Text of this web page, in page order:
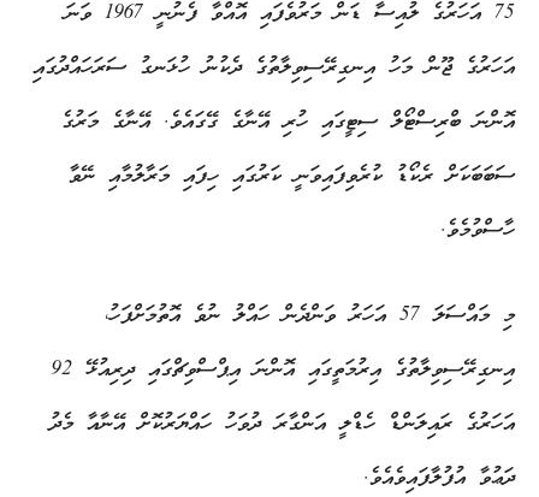
75 އަހަރުގެ ލުއިސާ ޑަން މަރުވެފައި އޮއްވާ ފެނުނީ 1967 ވަނަ
އަހަރުގެ ޖޫން މަހު އިނގިރޭސިވިލާތުގެ ދެކުނު ހުޅަނގު ސަރަހައްދުގައި
އޮންނަ ބްރިސްޓޯލް ސިޓީގައި ހުރި އޭނާގެ ގޭގައެވެ. އޭނާގެ މަރުގެ
ސަބަބަކަށް ރެކޯޑު ކުރެވިފައިވަނީ ކަރުގައި ހިފައި މަރާލުމާއި ނޭވާ
ހާސްވުމެވެ.
މި މައްސަލަ 57 އަހަރު ވަންދެން ހައްލު ނުވެ އޮތުމަށްފަހު،
އިނގިރޭސިވިލާތުގެ އިރުމަތީގައި އޮންނަ އިޕްސްވިޗްގައި ދިރިއުޅޭ 92
އަހަރުގެ ރައިލަންޑް ހެޑްލީ އަންގާރަ ދުވަހު ހައްޔަރުކޮށް އޭނާއާ މެދު
ދަޢުވާ އުފުލާފައިވެއެވެ.